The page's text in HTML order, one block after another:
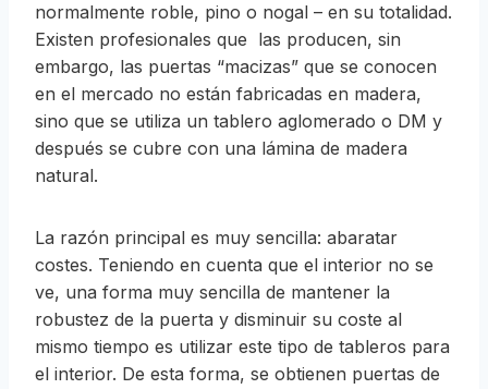
normalmente roble, pino o nogal – en su totalidad.
Existen profesionales que las producen, sin
embargo, las puertas “macizas” que se conocen
en el mercado no están fabricadas en madera,
sino que se utiliza un tablero aglomerado o DM y
después se cubre con una lámina de madera
natural.
La razón principal es muy sencilla: abaratar
costes. Teniendo en cuenta que el interior no se
ve, una forma muy sencilla de mantener la
robustez de la puerta y disminuir su coste al
mismo tiempo es utilizar este tipo de tableros para
el interior. De esta forma, se obtienen puertas de